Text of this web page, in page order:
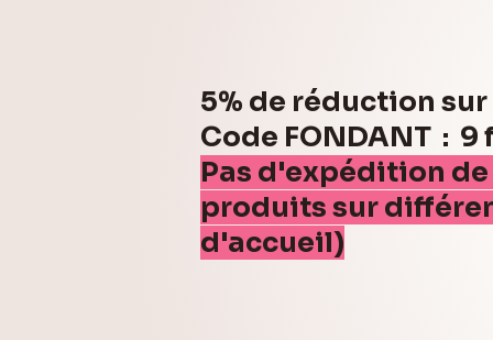
5% de réduction
Code FONDANT : 9
Pas d'expédition
produits sur
d'accueil)